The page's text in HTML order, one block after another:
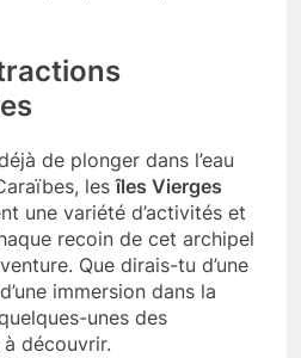
de plonger dans l’eau
lesîles Vierges
une variété d’activités et
recoin de cet archipel
Que dirais-tu d’une
immersion dans la
unes des
découvrir.